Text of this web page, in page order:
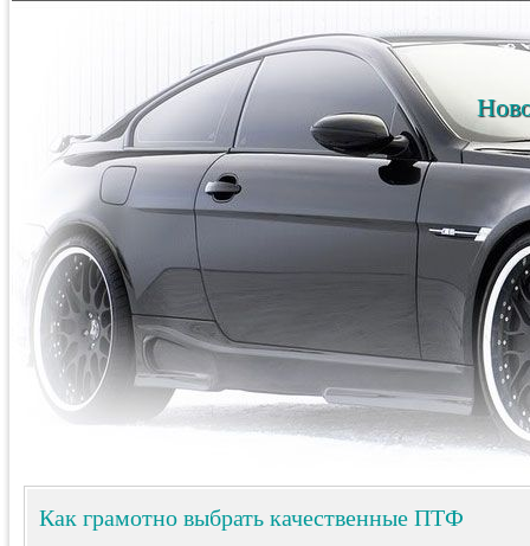
Как грамотно выбрать качественные ПТФ